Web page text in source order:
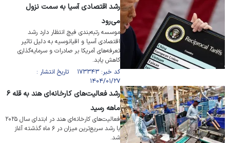
رشد اقتصادی آسیا به سمت نزول
می‌رود
موسسه رتبه‌بندی فیچ انتظار دارد رشد
اقتصادی آسیا و اقیانوسیه به دلیل تاثیر
تعرفه‌های آمریکا بر صادرات و سرمایه‌گذاری
کاهش یابد.
کد خبر: ۱۷۳۳۴۳ تاریخ انتشار :
۱۴۰۴/۰۱/۲۷
رشد فعالیت‌های کارخانه‌ای هند به قله ۶
ماهه رسید
فعالیت‌های کارخانه‌ای هند در ابتدای سال ۲۰۲۵
با رشد سریع‌ترین میزان در ۶ ماه گذشته آغاز
شد.